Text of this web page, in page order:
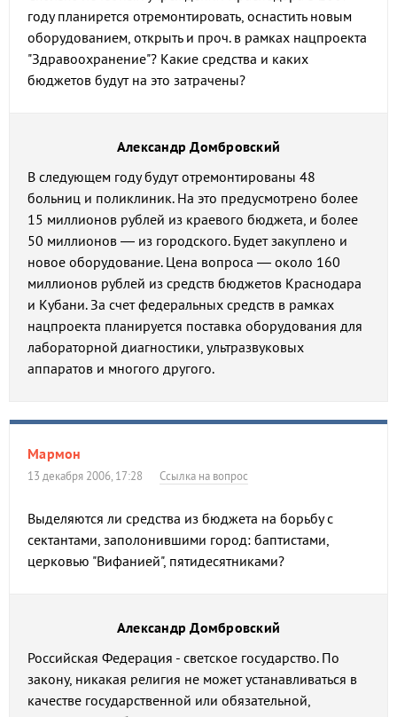
году планирется отремонтировать, оснастить новым
оборудованием, открыть и проч. в рамках нацпроекта
"Здравоохранение"? Какие средства и каких
бюджетов будут на это затрачены?
Александр Домбровский
В следующем году будут отремонтированы 48
больниц и поликлиник. На это предусмотрено более
15 миллионов рублей из краевого бюджета, и более
50 миллионов — из городского. Будет закуплено и
новое оборудование. Цена вопроса — около 160
миллионов рублей из средств бюджетов Краснодара
и Кубани. За счет федеральных средств в рамках
нацпроекта планируется поставка оборудования для
лабораторной диагностики, ультразвуковых
аппаратов и многого другого.
Мармон
13 декабря 2006, 17:28 Ссылка на вопрос
Выделяются ли средства из бюджета на борьбу с
сектантами, заполонившими город: баптистами,
церковью "Вифанией", пятидесятниками?
Александр Домбровский
Российская Федерация - светское государство. По
закону, никакая религия не может устанавливаться в
качестве государственной или обязательной,